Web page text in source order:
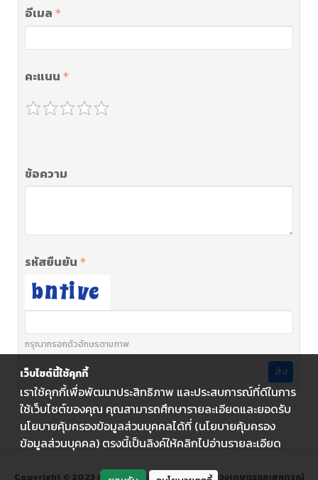
อีเมล
คะแนน
ข้อความ
รหัสยืนยัน
กรุณากรอกตัวอักษรตามภาพ
ส่ง
Copyright © 2023 กรมส่งเสริมการเกษตร กระทรวงเกษตรและสหกรณ์
เว็บไซต์นี้ใช้คุกกี้
เราใช้คุกกี้เพื่อพัฒนาประสิทธิภาพ และประสบการณ์ที่ดีในการ
ใช้เว็บไซต์ของคุณ คุณสามารถศึกษารายละเอียดและยอดรับ
นโยบายคุ้มครองข้อมูลส่วนบุคคลได้ที่ (นโยบายคุ้มครอง
ข้อมูลส่วนบุคคล) ตรงนี้เป็นลิงค์ให้คลิกไปอ่านรายละเอียด